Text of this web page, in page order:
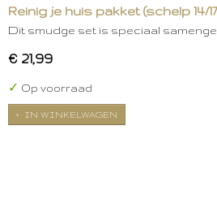
Reinig je huis pakket (schelp 14/
Dit smudge set is speciaal
€ 21,99
✓ Op voorraad
IN WINKELWAGEN